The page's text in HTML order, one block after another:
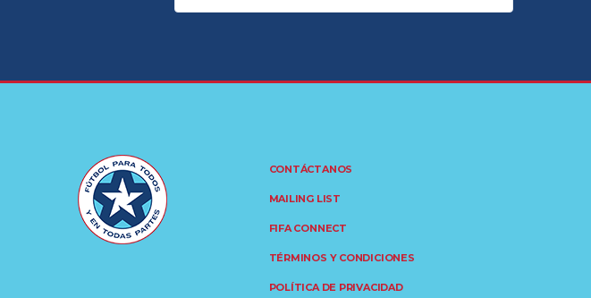
CONTÁCTANOS
MAILING LIST
FIFA CONNECT
TÉRMINOS Y CONDICIONES
POLÍTICA DE PRIVACIDAD